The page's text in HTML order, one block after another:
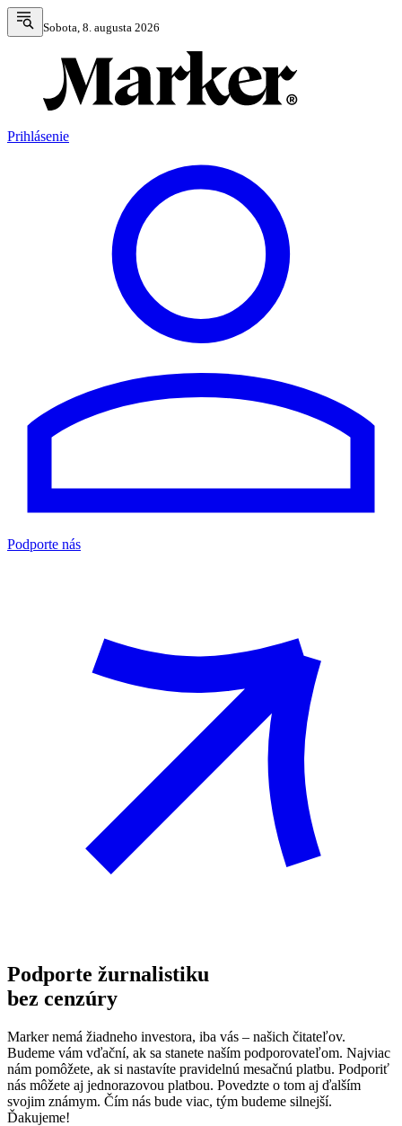
Sobota, 8. augusta 2026
Prihlásenie
Podporte nás
Podporte žurnalistiku
bez cenzúry
Marker nemá žiadneho investora, iba vás – našich čitateľov.
Budeme vám vďační, ak sa stanete naším podporovateľom. Najviac
nám pomôžete, ak si nastavíte pravidelnú mesačnú platbu. Podporiť
nás môžete aj jednorazovou platbou. Povedzte o tom aj ďalším
svojim známym. Čím nás bude viac, tým budeme silnejší.
Ďakujeme!